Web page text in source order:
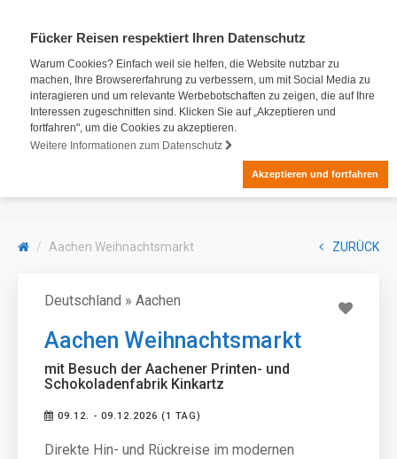
Fücker Reisen respektiert Ihren Datenschutz
Warum Cookies? Einfach weil sie helfen, die Website nutzbar zu
machen, Ihre Browsererfahrung zu verbessern, um mit Social Media zu
interagieren und um relevante Werbebotschaften zu zeigen, die auf Ihre
Interessen zugeschnitten sind. Klicken Sie auf „Akzeptieren und
fortfahren", um die Cookies zu akzeptieren.
Weitere Informationen zum Datenschutz
Akzeptieren und fortfahren
Aachen Weihnachtsmarkt ZURÜCK
Deutschland » Aachen
Aachen Weihnachtsmarkt
mit Besuch der Aachener Printen- und
Schokoladenfabrik Kinkartz
09.12. - 09.12.2026 (1 TAG)
Direkte Hin- und Rückreise im modernen